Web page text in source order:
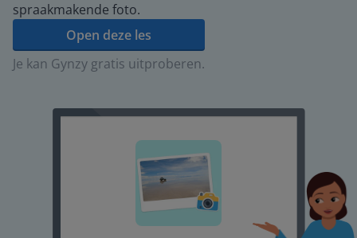
spraakmakende foto.
Open deze les
Je kan Gynzy gratis uitproberen.